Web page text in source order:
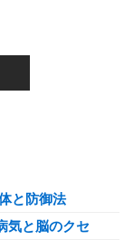
と防御法
気と脳のクセ